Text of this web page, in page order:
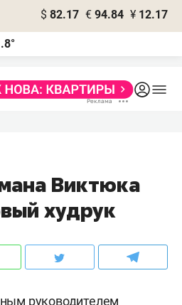
$ 82.17 € 94.84 ¥ 12.17
Виктюка
худрук
руководителем